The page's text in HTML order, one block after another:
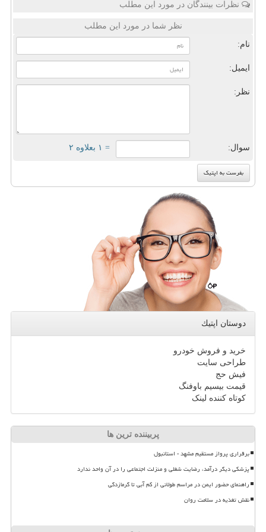
نظرات بینندگان در مورد این مطلب
نظر شما در مورد این مطلب
نام:
ایمیل:
نظر:
سوال: = ۱ بعلاوه ۲
دوستان اپتیك
خرید و فروش خودرو
طراحی سایت
فیش حج
قیمت بیسیم باوفنگ
کوتاه کننده لینک
پربیننده ترین ها
برقراری پرواز مستقیم مشهد - استانبول
پزشکی دیگر درآمد، رضایت شغلی و منزلت اجتماعی را در آن واحد ندارد
راهنمای حضور ایمن در مراسم طولانی از کم آبی تا گرمازدگی
نقش تغذیه در سلامت روان